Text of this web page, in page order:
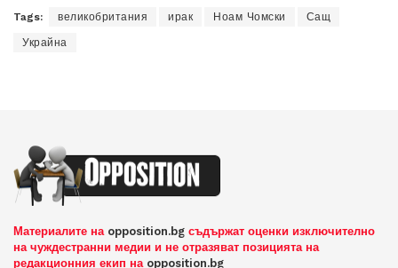
Tags: великобритания ирак Ноам Чомски Сащ
Украйна
Материалите на opposition.bg съдържат оценки изключително
на чуждестранни медии и не отразяват позицията на
редакционния екип на opposition.bg